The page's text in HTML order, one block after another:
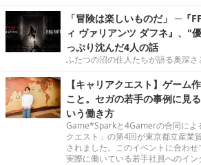
「冒険は楽しいものだ」 ─『
ィ ヴァリアンツ ダフネ』、"
っぷり沈んだ4人の話
ふたつの沼の住人たちが語る奥深さ
【キャリアクエスト】ゲーム
こと。セガの若手の事例に見
いう働き方
Game*Sparkと4Gamerの合同によ
クエスト」の第4回が東京都立産業
されました。このイベントに合わ
実際に働いている若手社員へのイン